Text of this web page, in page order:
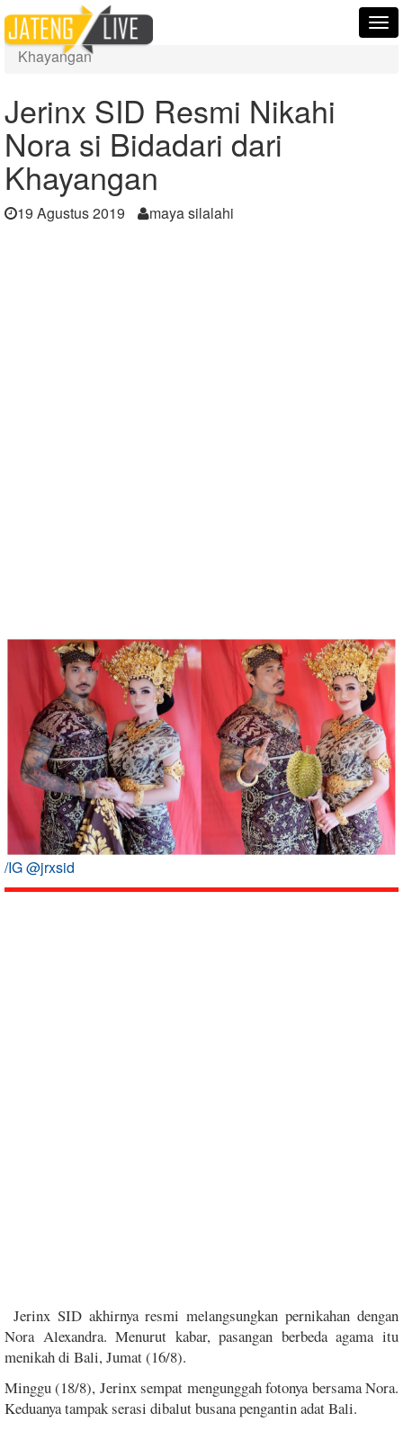
Home
Berita
Jerinx SID Resmi Nikahi Nora si Bidadari dari
Khayangan
Jerinx SID Resmi Nikahi
Nora si Bidadari dari
Khayangan
19 Agustus 2019 maya silalahi
/IG @jrxsid
Jerinx SID akhirnya resmi melangsungkan pernikahan dengan
Nora Alexandra. Menurut kabar, pasangan berbeda agama itu
menikah di Bali, Jumat (16/8).
Minggu (18/8), Jerinx sempat mengunggah fotonya bersama Nora.
Keduanya tampak serasi dibalut busana pengantin adat Bali.